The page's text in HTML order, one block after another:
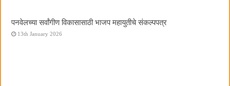
पनवेलच्या सर्वांगीण विकासासाठी भाजप महायुतीचे संकल्पपत्र
13th January 2026